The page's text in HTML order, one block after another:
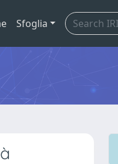
Sfoglia